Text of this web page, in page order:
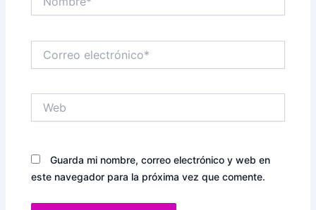
electrónico*
Guarda mi nombre, correo electrónico y web en
este navegador para la próxima vez que comente.